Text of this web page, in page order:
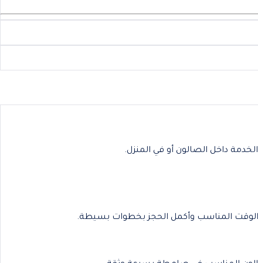
داخل الصالون أو في المنزل.
الوقت المناسب وأكمل الحجز بخطوات بسيطة.